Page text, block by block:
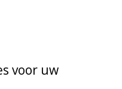
voor uw